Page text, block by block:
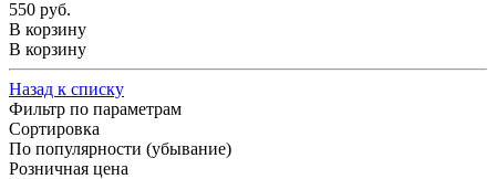
550 руб.
В корзину
В корзину
Назад к списку
Фильтр по параметрам
Сортировка
По популярности (убывание)
Розничная цена